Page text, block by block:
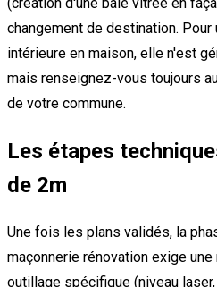
(création d'une baie vitrée en
changement de destination. Pour
intérieure en maison, elle n'est
mais renseignez-vous toujours
de votre commune.
Les étapes
de 2m
Une fois les plans validés, la
maçonnerie rénovation exige
outillage spécifique (niveau